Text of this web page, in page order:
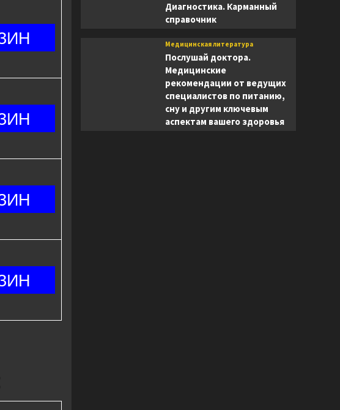
Диагностика. Карманный
справочник
Медицинская литература
Послушай доктора.
Медицинские
рекомендации от ведущих
специалистов по питанию,
сну и другим ключевым
аспектам вашего здоровья